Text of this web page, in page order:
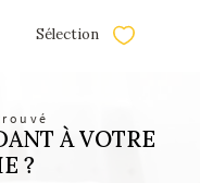
Sélection Sélectionner
À VOTRE
?